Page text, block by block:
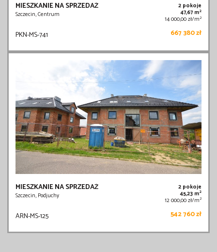
MIESZKANIE NA SPRZEDAŻ
Szczecin, Centrum
2 pokoje
47,67 m2
14 000,00 zł/m2
PKN-MS-741 667 380 zł
MIESZKANIE NA SPRZEDAŻ
Szczecin, Podjuchy
2 pokoje
45,23 m2
12 000,00 zł/m2
ARN-MS-125 542 760 zł